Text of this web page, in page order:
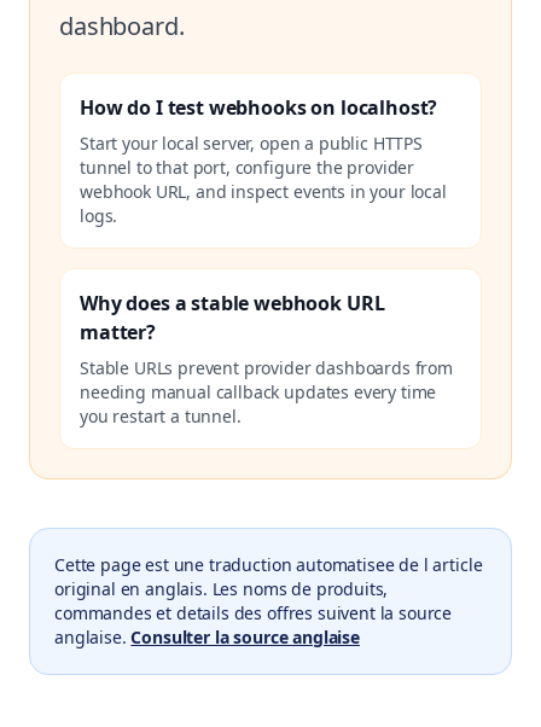
dashboard.
How do I test webhooks on localhost?
Start your local server, open a public HTTPS
tunnel to that port, configure the provider
webhook URL, and inspect events in your local
logs.
Why does a stable webhook URL
matter?
Stable URLs prevent provider dashboards from
needing manual callback updates every time
you restart a tunnel.
Cette page est une traduction automatisee de l article
original en anglais. Les noms de produits,
commandes et details des offres suivent la source
anglaise. Consulter la source anglaise